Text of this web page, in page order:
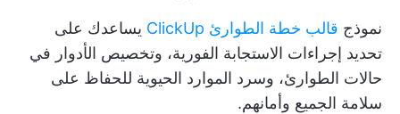
نموذج قالب خطة الطوارئ ClickUp
يساعدك على
تحديد إجراءات الاستجابة الفورية، وتخصيص الأدوار في
حالات الطوارئ، وسرد الموارد الحيوية للحفاظ على
سلامة الجميع وأمانهم.